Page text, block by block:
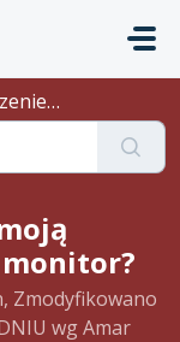
inny monitor?
Zmodyfikowano
wg Amar